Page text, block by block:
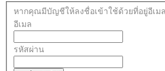
หากคุณมีบัญชีให้ลงชื่อเข้าใช้ด้วยที่อยู่อีเม
อีเมล
รหัสผ่าน